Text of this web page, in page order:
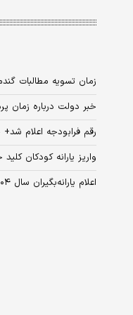
زمان تسویه مطالبات
خبر دولت درباره زمان
رقم فرابودجه اعلام شد+
واریز یارانه کودکان
اعلام یارانه‌بگیران سال ۱۴۰۴+ جزئیات